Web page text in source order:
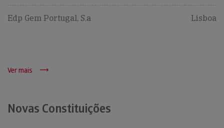
Edp Gem Portugal, S.a Lisboa
Ver mais
Novas Constituições